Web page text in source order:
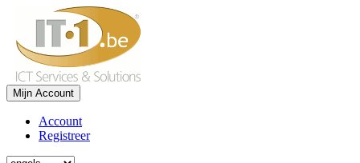
Mijn Account
Account
Registreer